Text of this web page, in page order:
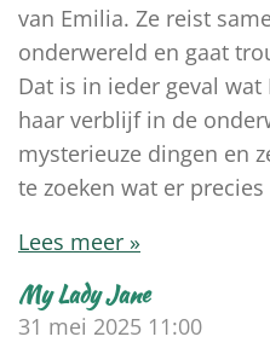
van Emilia. Ze reist
onderwereld en gaat
Dat is in ieder geval
haar verblijf in de
mysterieuze dingen en
te zoeken wat er
Lees meer »
My Lady Jane
31 mei 2025 11:00